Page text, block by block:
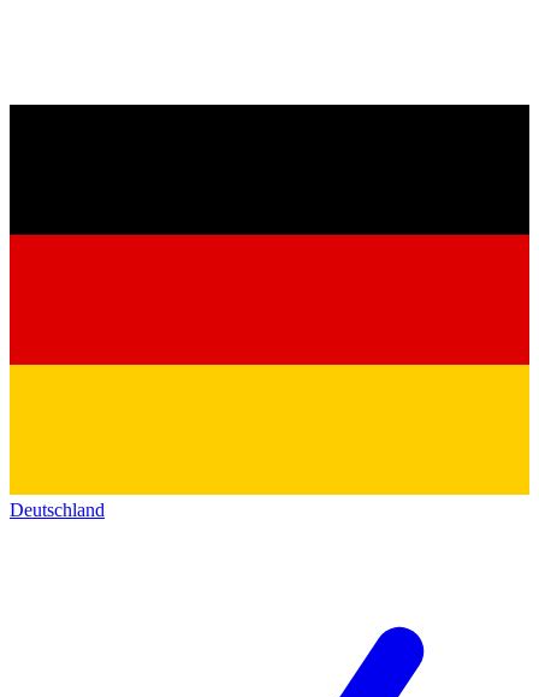
Deutschland